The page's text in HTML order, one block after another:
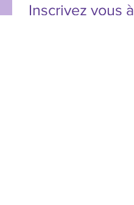
Inscrivez vous à